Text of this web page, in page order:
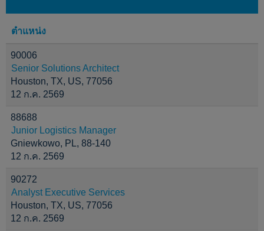
ตำแหน่ง
90006
Senior Solutions Architect
Houston, TX, US, 77056
12 ก.ค. 2569
88688
Junior Logistics Manager
Gniewkowo, PL, 88-140
12 ก.ค. 2569
90272
Analyst Executive Services
Houston, TX, US, 77056
12 ก.ค. 2569